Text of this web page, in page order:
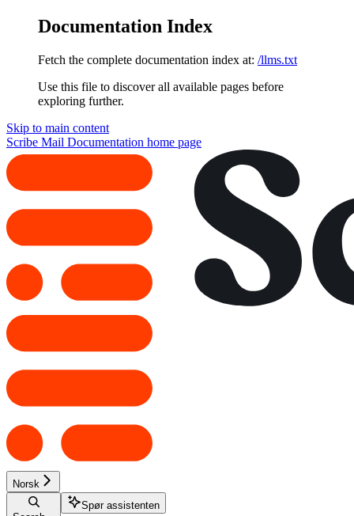
Documentation Index
Fetch the complete documentation index at: /llms.txt
Use this file to discover all available pages before
exploring further.
Skip to main content
Scribe Mail Documentation home page
Norsk
Spør assistenten